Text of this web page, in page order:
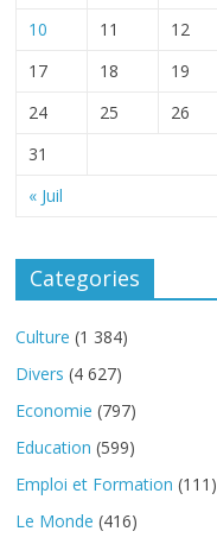
« Juil
10
11 12
17
18 19
24
25 26
31
Categories
Culture (1 384)
Divers (4 627)
Economie (797)
Education (599)
Emploi et Formation (111)
Le Monde (416)